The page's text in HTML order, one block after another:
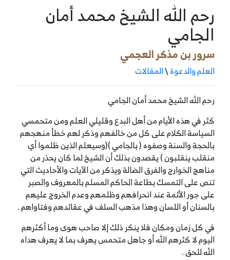
رحم الله الشيخ محمد أمان
الجامي
سرور بن مذكر العجمي
العلم والدعوة\المقالات
رحم الله الشيخ محمد أمان الجامي
كثر في هذه الأيام من أهل البدع وقليلي العلم ومن متحمسي
السياسة الكلام على كل من خالفهم وذكر لهم خطأ منهجهم
بالحجة والسنة وصفوه ( بالجامي )(وسيعلم الذين ظلموا أي
منقلب ينقلبون ) يقصدون بذلك أن الشيخ لما كان يحذر من
مناهج الخوارج والفرق الضالة ويذكر من الآيات والأحاديث التي
تنص على التمسك بطاعة الحاكم المسلم بالمعروف والصبر
على جور الأئمة عند انحرافهم وظلمهم وعدم الخروج عليهم
بالسنان أو اللسان وهذا مذهب السلف في عقائدهم وفتاواهم .
في كل زمان ومكان فلا ينكر ذلك إلا صاحب هوى وما أكثرهم
اليوم لا كثرهم الله أو جاهل متحمس يهرف بما لا يعرف هداه
الله للحق .